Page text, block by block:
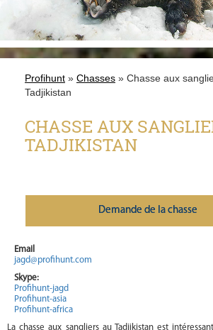
Profihunt » Chasses » Chasse aux
Tadjikistan
CHASSE AUX
TADJIKISTAN
Demande de la chasse
Email
jagd@profihunt.com
Skype:
Profihunt-jagd
Profihunt-asia
Profihunt-africa
La chasse aux sangliers au Tadjikistan est